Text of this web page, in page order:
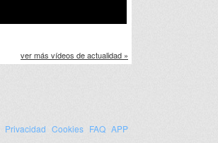
ver más vídeos de actualidad »
Privacidad Cookies FAQ APP